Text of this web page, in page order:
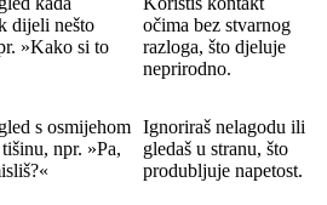
dijeli nešto
»Kako si to
očima bez stvarnog
razloga, što djeluje
neprirodno.
s osmijehom
npr. »Pa,
Ignoriraš nelagodu ili
gledaš u stranu, što
produbljuje napetost.